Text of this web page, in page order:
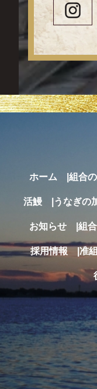
ホーム 組合
活鰻 うなぎの
お知らせ 組
採用情報 准